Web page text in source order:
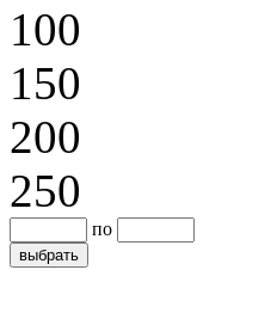
100
150
200
250
по